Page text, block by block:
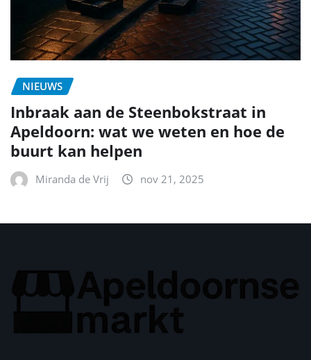
NIEUWS
Inbraak aan de Steenbokstraat in
Apeldoorn: wat we weten en hoe de
buurt kan helpen
Miranda de Vrij nov 21, 2025